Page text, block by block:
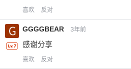
喜欢 反对
GGGGBEAR 3年前
感谢分享
喜欢 反对